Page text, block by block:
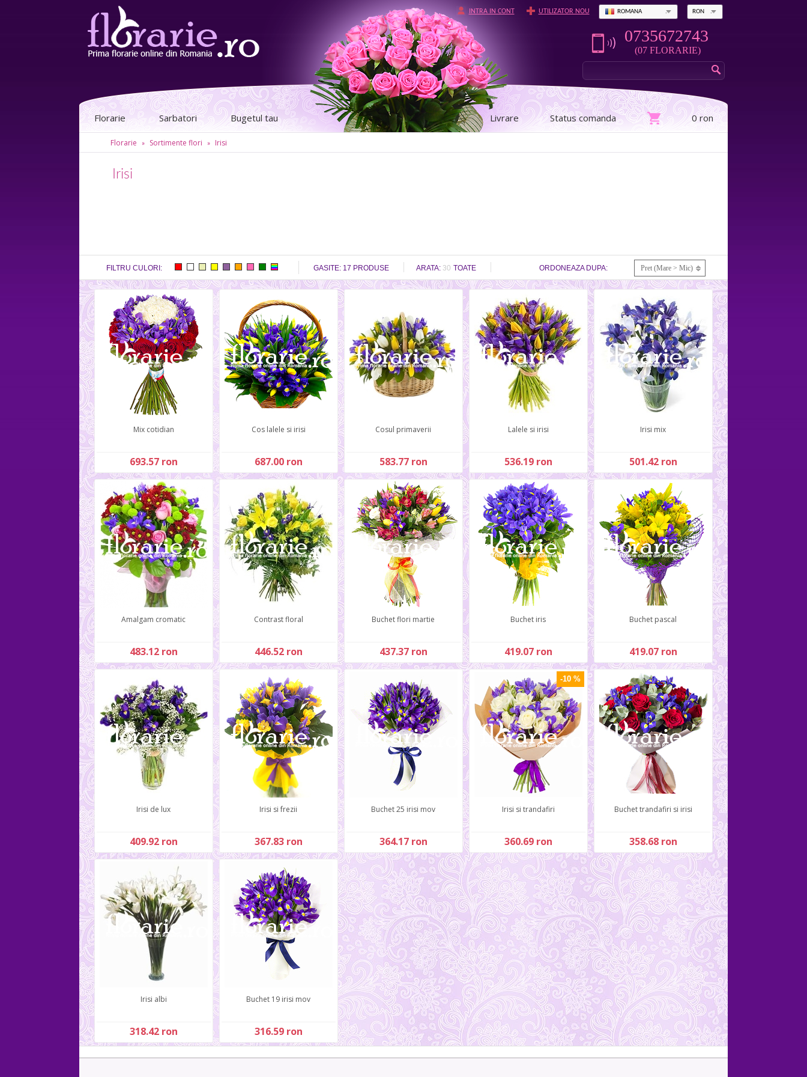
INTRA IN CONT UTILIZATOR NOU ROMANA RON
0735672743
(07 FLORARIE)
0 ron
Status comanda
Livrare
Florarie Sarbatori Bugetul tau
Florarie » Sortimente flori » Irisi
Irisi
FILTRU CULORI: GASITE: 17 PRODUSE ARATA: 30 TOATE ORDONEAZA DUPA: Pret (Mare > Mic)
Mix cotidian
693.57 ron
Cos lalele si irisi
687.00 ron
Cosul primaverii
583.77 ron
Lalele si irisi
536.19 ron
Irisi mix
501.42 ron
Amalgam cromatic
483.12 ron
Contrast floral
446.52 ron
Buchet flori martie
437.37 ron
Buchet iris
419.07 ron
Buchet pascal
419.07 ron
Irisi de lux
409.92 ron
Irisi si frezii
367.83 ron
Buchet 25 irisi mov
364.17 ron
-10 %
Irisi si trandafiri
360.69 ron
Buchet trandafiri si irisi
358.68 ron
Irisi albi
318.42 ron
Buchet 19 irisi mov
316.59 ron